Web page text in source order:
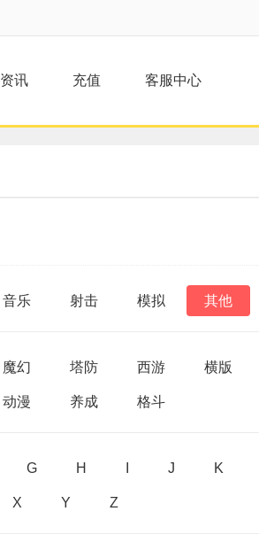
资讯 充值 客服中心
音乐 射击 模拟 其他
魔幻 塔防 西游 横版
动漫 养成 格斗
G H J K
X Y Z